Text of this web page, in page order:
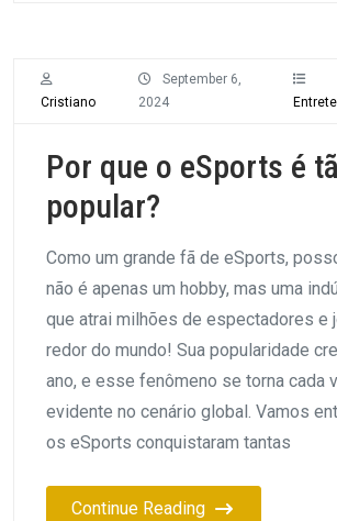
Cristiano
September 6,
2024
Por que o eSports é
popular?
Como um grande fã de eSports,
não é apenas um hobby, mas uma
que atrai milhões de espectadores e
redor do mundo! Sua popularidade
ano, e esse fenômeno se torna cada
evidente no cenário global. Vamos
os eSports conquistaram tantas
Continue Reading